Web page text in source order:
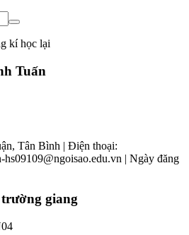
kí học lại
Tuấn
Tân Bình | Điện thoại:
hs09109@ngoisao.edu.vn | Ngày đăng
giang